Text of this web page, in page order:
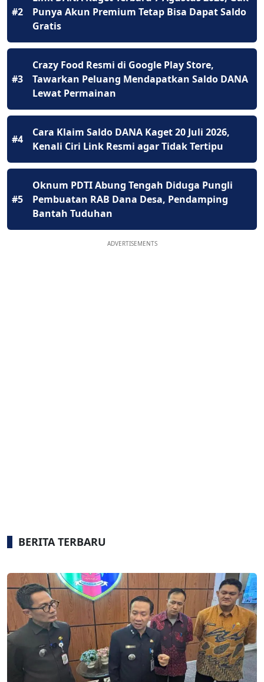
#2
Punya Akun Premium Tetap Bisa Dapat Saldo
Gratis
#3
Crazy Food Resmi di Google Play Store,
Tawarkan Peluang Mendapatkan Saldo DANA
Lewat Permainan
#4
Cara Klaim Saldo DANA Kaget 20 Juli 2026,
Kenali Ciri Link Resmi agar Tidak Tertipu
#5
Oknum PDTI Abung Tengah Diduga Pungli
Pembuatan RAB Dana Desa, Pendamping
Bantah Tuduhan
ADVERTISEMENTS
BERITA TERBARU